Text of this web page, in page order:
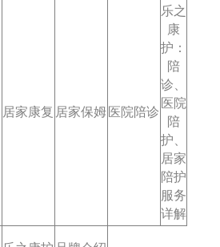
居家康复 居家保姆医院陪诊
乐之
康
护：
陪
诊、
医院
陪
护、
居家
陪护
服务
详解